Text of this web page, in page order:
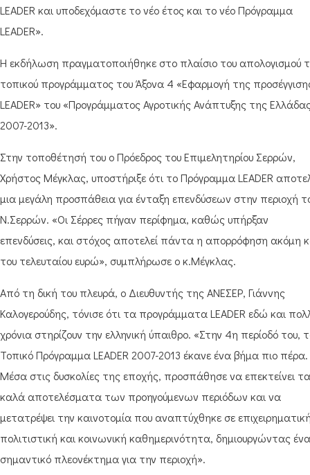
LEADER και υποδεχόμαστε το νέο έτος και το νέο Πρόγραμμα
LEADER».
Η εκδήλωση πραγματοποιήθηκε στο πλαίσιο του απολογισμού
τοπικού προγράμματος του Άξονα 4 «Εφαρμογή της
LEADER» του «Προγράμματος Αγροτικής Ανάπτυξης της
2007-2013».
Στην τοποθέτησή του ο Πρόεδρος του Επιμελητηρίου Σερρών,
Χρήστος Μέγκλας, υποστήριξε ότι το Πρόγραμμα LEADER
μια μεγάλη προσπάθεια για ένταξη επενδύσεων στην περιοχή
Ν.Σερρών. «Οι Σέρρες πήγαν περίφημα, καθώς υπήρξαν
επενδύσεις, και στόχος αποτελεί πάντα η απορρόφηση ακόμη
του τελευταίου ευρώ», συμπλήρωσε ο κ.Μέγκλας.
Από τη δική του πλευρά, ο Διευθυντής της ΑΝΕΣΕΡ, Γιάννης
Καλογερούδης, τόνισε ότι τα προγράμματα LEADER εδώ και
χρόνια στηρίζουν την ελληνική ύπαιθρο. «Στην 4η περίοδό του,
Τοπικό Πρόγραμμα LEADER 2007-2013 έκανε ένα βήμα πιο πέρα.
Μέσα στις δυσκολίες της εποχής, προσπάθησε να επεκτείνει τα
καλά αποτελέσματα των προηγούμενων περιόδων και να
μετατρέψει την καινοτομία που αναπτύχθηκε σε
πολιτιστική και κοινωνική καθημερινότητα, δημιουργώντας ένα
σημαντικό πλεονέκτημα για την περιοχή».